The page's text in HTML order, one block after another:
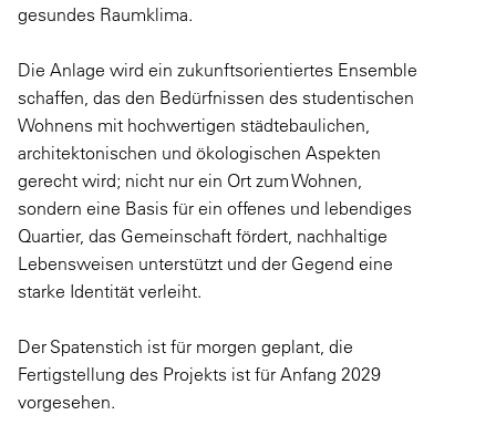
gesundes Raumklima.
Die Anlage wird ein zukunftsorientiertes Ensemble
schaffen, das den Bedürfnissen des studentischen
Wohnens mit hochwertigen städtebaulichen,
architektonischen und ökologischen Aspekten
gerecht wird; nicht nur ein Ort zum Wohnen,
sondern eine Basis für ein offenes und lebendiges
Quartier, das Gemeinschaft fördert, nachhaltige
Lebensweisen unterstützt und der Gegend eine
starke Identität verleiht.
Der Spatenstich ist für morgen geplant, die
Fertigstellung des Projekts ist für Anfang 2029
vorgesehen.